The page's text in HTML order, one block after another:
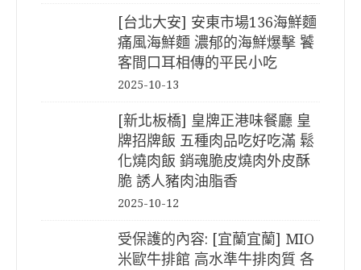
[台北大安] 安東市場136海鮮麵
痛風海鮮麵 濃郁的海鮮爆擊 饕
客間口耳相傳的平民小吃
2025-10-13
[新北板橋] 皇牌正港味餐廳 皇
牌招牌飯 五種肉品吃好吃滿 鬆
化燒肉飯 銷魂脆皮燒肉外皮酥
脆 誘人豬肉油脂香
2025-10-12
受保護的內容: [宜蘭宜蘭] MIO
米歐牛排館 高水準牛排肉質 各